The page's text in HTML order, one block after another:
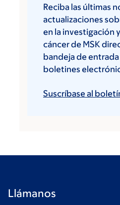
Reciba las últimas
actualizaciones
en la investigación
cáncer de MSK
bandeja de
boletines
Suscríbase al
Llámanos